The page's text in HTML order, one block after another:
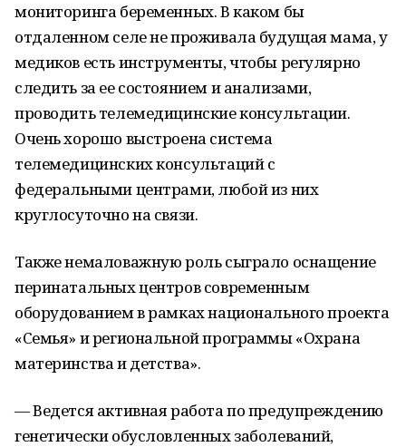
мониторинга беременных. В каком бы
отдаленном селе не проживала будущая мама, у
медиков есть инструменты, чтобы регулярно
следить за ее состоянием и анализами,
проводить телемедицинские консультации.
Очень хорошо выстроена система
телемедицинских консультаций с
федеральными центрами, любой из них
круглосуточно на связи.
Также немаловажную роль сыграло оснащение
перинатальных центров современным
оборудованием в рамках национального проекта
«Семья» и региональной программы «Охрана
материнства и детства».
— Ведется активная работа по предупреждению
генетически обусловленных заболеваний,